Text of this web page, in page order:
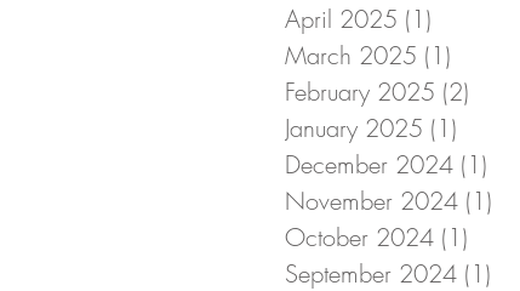
April 2025 (1)
March 2025 (1)
February 2025 (2)
January 2025 (1)
December 2024 (1)
November 2024 (1)
October 2024 (1)
September 2024 (1)